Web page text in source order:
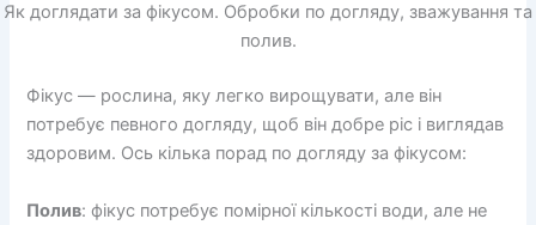
Як доглядати за фікусом. Обробки по догляду, зважування та
полив.
Фікус — рослина, яку легко вирощувати, але він
потребує певного догляду, щоб він добре ріс і виглядав
здоровим. Ось кілька порад по догляду за фікусом:
Полив: фікус потребує помірної кількості води, але не